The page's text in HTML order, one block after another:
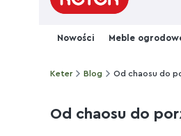
Nowości Meble
Keter Blog Od chaosu do
Od chaosu do